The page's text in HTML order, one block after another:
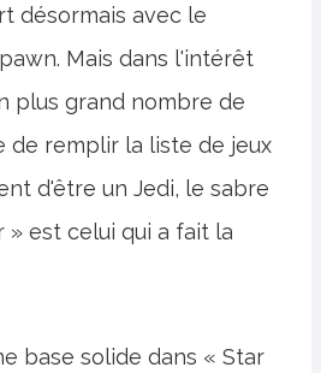
désormais avec le
Mais dans l'intérêt
plus grand nombre de
de remplir la liste de jeux
d'être un Jedi, le sabre
» est celui qui a fait la
base solide dans « Star